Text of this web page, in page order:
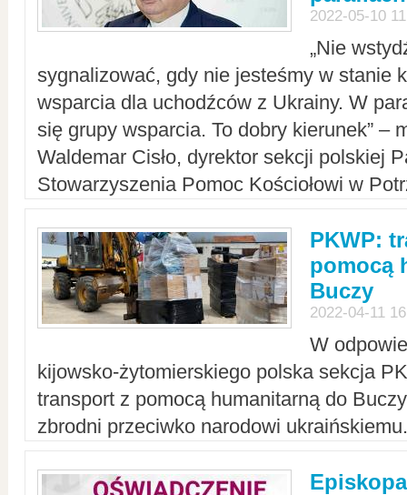
2022-05-10
„Nie
sygnalizować, gdy nie jesteśmy w stanie
wsparcia dla uchodźców z Ukrainy. W
się grupy wsparcia. To dobry kierunek” –
Waldemar Cisło, dyrektor sekcji polskiej
Stowarzyszenia Pomoc Kościołowi w
PKWP:
pomocą
Buczy
2022-04-11
W
kijowsko-żytomierskiego polska sekcja
transport z pomocą humanitarną do
zbrodni przeciwko narodowi